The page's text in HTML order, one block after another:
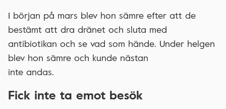
I början på mars blev hon sämre efter att de
bestämt att dra dränet och sluta med
antibiotikan och se vad som hände. Under helgen
blev hon sämre och kunde nästan
inte andas.
Fick inte ta emot besök